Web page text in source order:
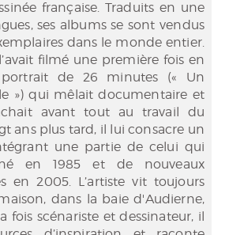
française. Traduits en une
ses albums se sont vendus
dans le monde entier.
filmé une première fois en
de 26 minutes (« Un
») qui mêlait documentaire et
avant tout au travail du
ans plus tard, il lui consacre un
une partie de celui qui
en 1985 et de nouveaux
en 2005. L’artiste vit toujours
dans la baie d'Audierne,
fois scénariste et dessinateur, il